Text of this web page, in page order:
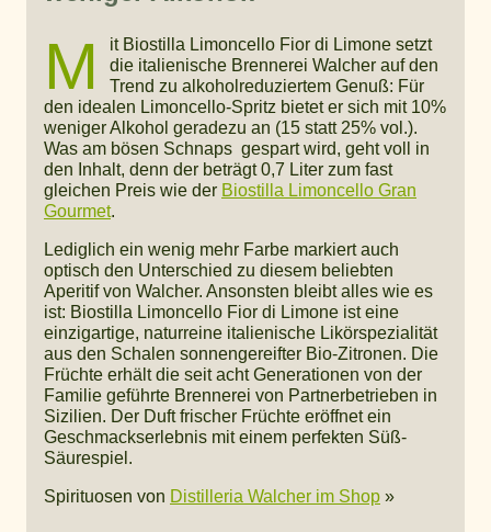
M
it Biostilla Limoncello Fior di Limone setzt
die italienische Brennerei Walcher auf den
Trend zu alkoholreduziertem Genuß: Für
den idealen Limoncello-Spritz bietet er sich mit 10%
weniger Alkohol geradezu an (15 statt 25% vol.).
Was am bösen Schnaps gespart wird, geht voll in
den Inhalt, denn der beträgt 0,7 Liter zum fast
gleichen Preis wie der Biostilla Limoncello Gran
Gourmet.
Lediglich ein wenig mehr Farbe markiert auch
optisch den Unterschied zu diesem beliebten
Aperitif von Walcher. Ansonsten bleibt alles wie es
ist: Biostilla Limoncello Fior di Limone ist eine
einzigartige, naturreine italienische Likörspezialität
aus den Schalen sonnengereifter Bio-Zitronen. Die
Früchte erhält die seit acht Generationen von der
Familie geführte Brennerei von Partnerbetrieben in
Sizilien. Der Duft frischer Früchte eröffnet ein
Geschmackserlebnis mit einem perfekten Süß-
Säurespiel.
Spirituosen von Distilleria Walcher im Shop »